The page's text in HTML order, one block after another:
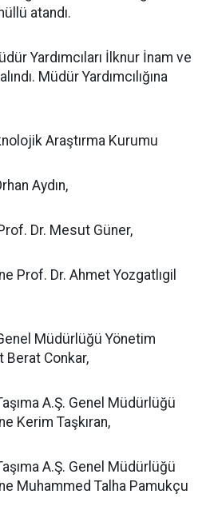
atandı.
Yardımcıları İlknur İnam ve
Müdür Yardımcılığına
Araştırma Kurumu
Aydın,
Prof. Dr. Mesut Güner,
Prof. Dr. Ahmet Yozgatlıgil
Müdürlüğü Yönetim
Berat Conkar,
A.Ş. Genel Müdürlüğü
Kerim Taşkıran,
A.Ş. Genel Müdürlüğü
Muhammed Talha Pamukçu